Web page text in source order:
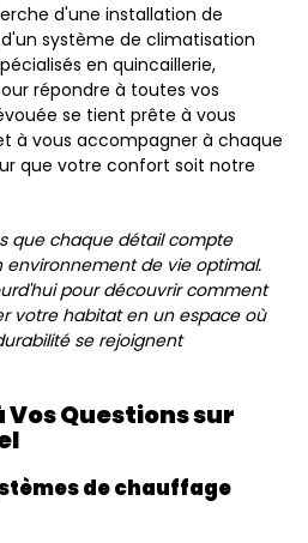
d'une installation de
système de climatisation
en quincaillerie,
répondre à toutes vos
se tient prête à vous
à vous accompagner à chaque
que votre confort soit notre
que chaque détail compte
environnement de vie optimal.
pour découvrir comment
votre habitat en un espace où
se rejoignent
Vos Questions sur
de chauffage